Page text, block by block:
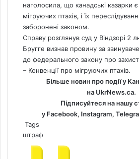
наголосила, що канадські казарки
мігруючих птахів, і їх
заборонені законом.
Справу розглянув суд у Віндзорі 2
Бругге визнав провину за
до федерального закону про
– Конвенції про мігруючих птахів.
Більше новин про події у
на UkrNews.ca.
Підписуйтеся на нашу
у Facebook, Instagram,
Tags
штраф